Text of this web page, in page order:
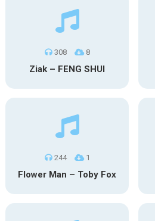
308 8
Ziak – FENG SHUI
244 1
Flower Man – Toby Fox